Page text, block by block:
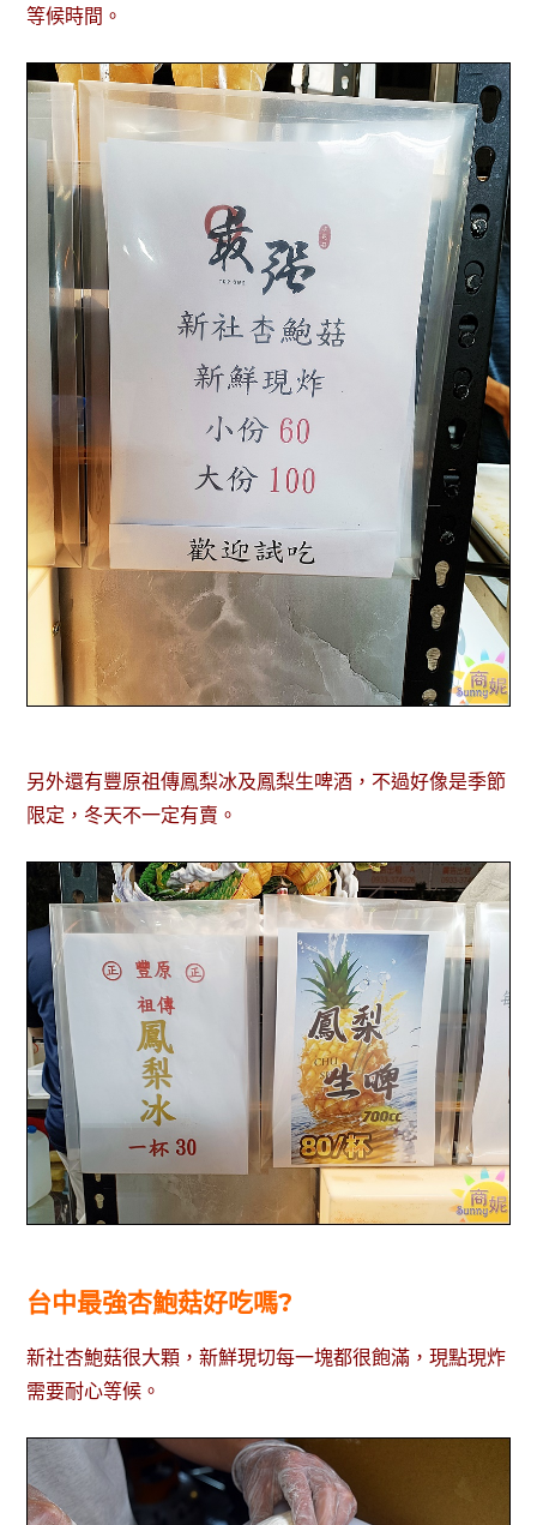
等候時間。
另外還有豐原祖傳鳳梨冰及鳳梨生啤酒，不過好像是季節
限定，冬天不一定有賣。
台中最強杏鮑菇好吃嗎?
新社杏鮑菇很大顆，新鮮現切每一塊都很飽滿，現點現炸
需要耐心等候。